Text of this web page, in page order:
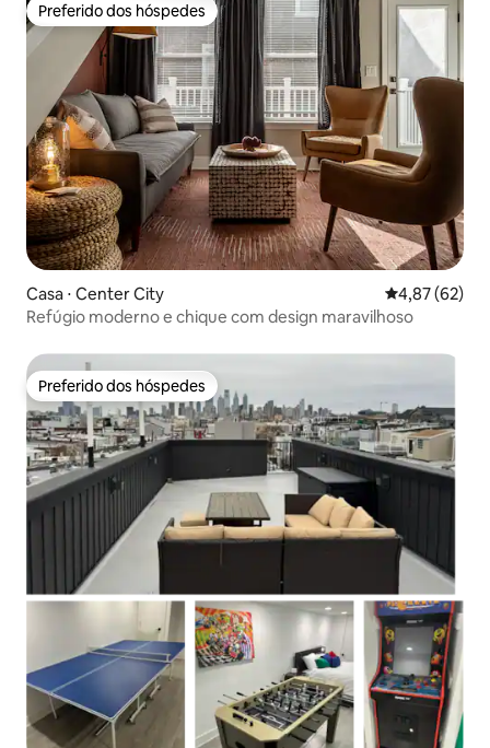
Preferido dos hóspedes
Preferido dos hóspedes
Casa ⋅ Center City 4,87 de uma
4,87 (62)
Refúgio moderno e chique com design maravilhoso
Preferido dos hóspedes
Preferido dos hóspedes